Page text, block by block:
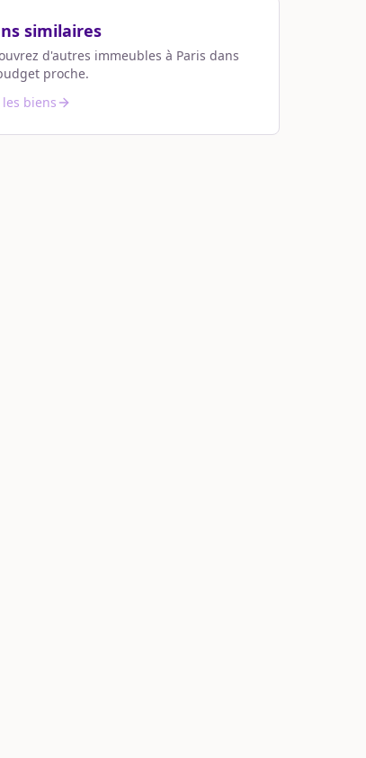
similaires
d'autres immeubles à Paris dans
proche.
les biens